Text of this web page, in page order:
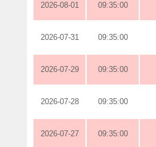
2026-08-01 09:35:00
2026-07-31 09:35:00
2026-07-29 09:35:00
2026-07-28 09:35:00
2026-07-27 09:35:00